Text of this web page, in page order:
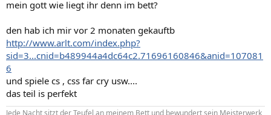
mein gott wie liegt ihr denn im bett?
den hab ich mir vor 2 monaten gekauftb
http://www.arlt.com/index.php?
sid=3...cnid=b489944a4dc64c2.71696160846&anid=107081
6
und spiele cs , css far cry usw....
das teil is perfekt
Jede Nacht sitzt der Teufel an meinem Bett und bewundert sein Meisterwerk